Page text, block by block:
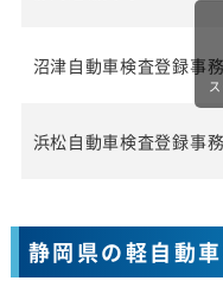
沼津自動車検査登録事
浜松自動車検査登録事
静岡県の軽自動